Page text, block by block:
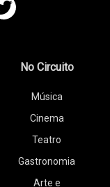
No Circuito
Música
Cinema
Teatro
Gastronomia
Arte e